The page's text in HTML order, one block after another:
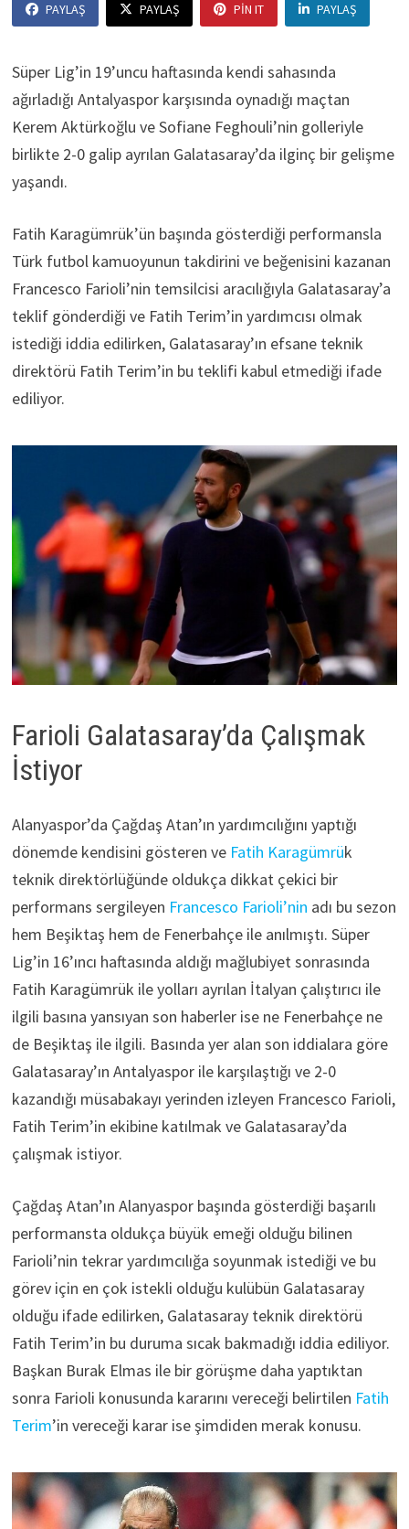
PAYLAŞ PAYLAŞ PIN IT PAYLAŞ
Süper Lig’in 19’uncu haftasında kendi sahasında
ağırladığı Antalyaspor karşısında oynadığı maçtan
Kerem Aktürkoğlu ve Sofiane Feghouli’nin golleriyle
birlikte 2-0 galip ayrılan Galatasaray’da ilginç bir gelişme
yaşandı.
Fatih Karagümrük’ün başında gösterdiği performansla
Türk futbol kamuoyunun takdirini ve beğenisini kazanan
Francesco Farioli’nin temsilcisi aracılığıyla Galatasaray’a
teklif gönderdiği ve Fatih Terim’in yardımcısı olmak
istediği iddia edilirken, Galatasaray’ın efsane teknik
direktörü Fatih Terim’in bu teklifi kabul etmediği ifade
ediliyor.
Farioli Galatasaray’da Çalışmak
İstiyor
Alanyaspor’da Çağdaş Atan’ın yardımcılığını yaptığı
dönemde kendisini gösteren ve Fatih Karagümrük
teknik direktörlüğünde oldukça dikkat çekici bir
performans sergileyen Francesco Farioli’nin adı bu sezon
hem Beşiktaş hem de Fenerbahçe ile anılmıştı. Süper
Lig’in 16’ıncı haftasında aldığı mağlubiyet sonrasında
Fatih Karagümrük ile yolları ayrılan İtalyan çalıştırıcı ile
ilgili basına yansıyan son haberler ise ne Fenerbahçe ne
de Beşiktaş ile ilgili. Basında yer alan son iddialara göre
Galatasaray’ın Antalyaspor ile karşılaştığı ve 2-0
kazandığı müsabakayı yerinden izleyen Francesco Farioli,
Fatih Terim’in ekibine katılmak ve Galatasaray’da
çalışmak istiyor.
Çağdaş Atan’ın Alanyaspor başında gösterdiği başarılı
performansta oldukça büyük emeği olduğu bilinen
Farioli’nin tekrar yardımcılığa soyunmak istediği ve bu
görev için en çok istekli olduğu kulübün Galatasaray
olduğu ifade edilirken, Galatasaray teknik direktörü
Fatih Terim’in bu duruma sıcak bakmadığı iddia ediliyor.
Başkan Burak Elmas ile bir görüşme daha yaptıktan
sonra Farioli konusunda kararını vereceği belirtilen Fatih
Terim’in vereceği karar ise şimdiden merak konusu.